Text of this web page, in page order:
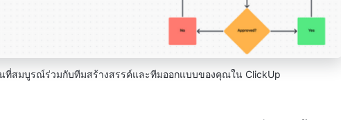
ที่สมบูรณ์ร่วมกับทีมสร้างสรรค์และทีมออกแบบของคุณใน ClickUp